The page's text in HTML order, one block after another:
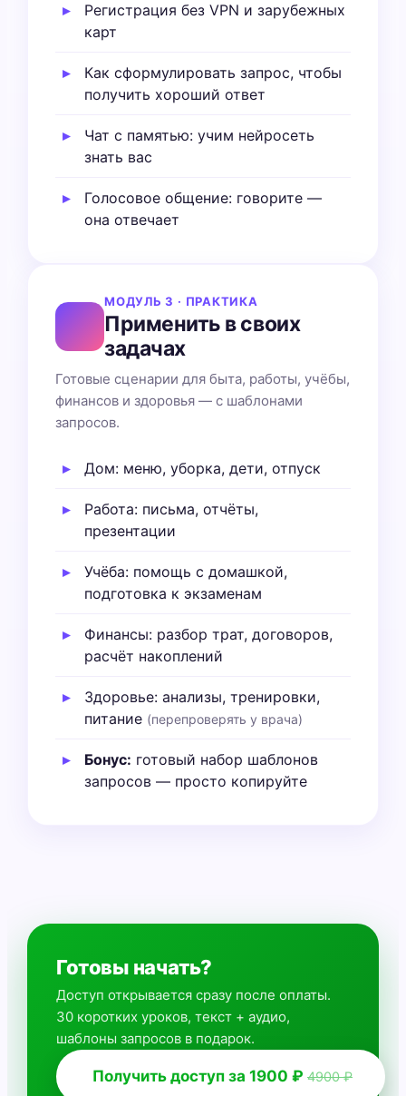
Регистрация без VPN и зарубежных
карт
Как сформулировать запрос, чтобы
получить хороший ответ
Чат с памятью: учим нейросеть
знать вас
Голосовое общение: говорите —
она отвечает
МОДУЛЬ 3 · ПРАКТИКА
Применить в своих
задачах
Готовые сценарии для быта, работы, учёбы,
финансов и здоровья — с шаблонами
запросов.
Дом: меню, уборка, дети, отпуск
Работа: письма, отчёты,
презентации
Учёба: помощь с домашкой,
подготовка к экзаменам
Финансы: разбор трат, договоров,
расчёт накоплений
Здоровье: анализы, тренировки,
питание (перепроверять у врача)
Бонус: готовый набор шаблонов
запросов — просто копируйте
Готовы начать?
Доступ открывается сразу после оплаты.
30 коротких уроков, текст + аудио,
шаблоны запросов в подарок.
Получить доступ за 1900 ₽ 4900 ₽